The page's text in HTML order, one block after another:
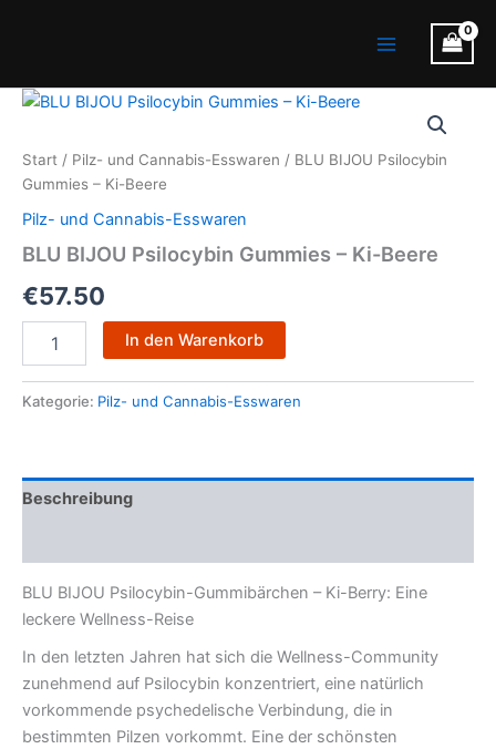
Menu
Start / Pilz- und Cannabis-Esswaren / BLU BIJOU Psilocybin
Gummies – Ki-Beere
Pilz- und Cannabis-Esswaren
BLU BIJOU Psilocybin Gummies – Ki-Beere
€57.50
BLU
Gummies
–
Ki-
Beere
Menge
In den Warenkorb
Kategorie: Pilz- und Cannabis-Esswaren
Beschreibung
BLU BIJOU Psilocybin-Gummibärchen – Ki-Berry: Eine
leckere Wellness-Reise
In den letzten Jahren hat sich die Wellness-Community
zunehmend auf Psilocybin konzentriert, eine natürlich
vorkommende psychedelische Verbindung, die in
bestimmten Pilzen vorkommt. Eine der schönsten